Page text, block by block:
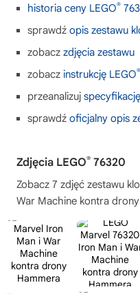
historia ceny LEGO®
sprawdź opis zestawu
zobacz zdjęcia zestawu
zobacz instrukcję LEGO®
przeanalizuj
sprawdź oficjalny opis
Zdjęcia LEGO® 76320
Zobacz 7 zdjęć zestawu
War Machine kontra